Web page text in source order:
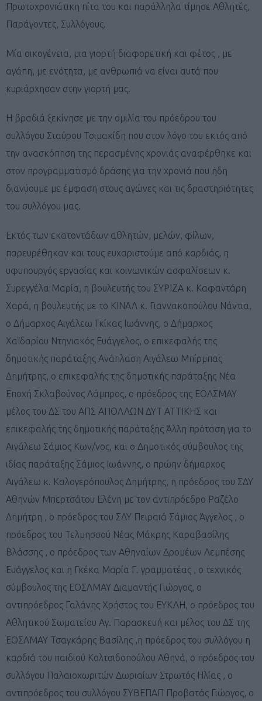
Πρωτοχρονιάτικη πίτα του και παράλληλα τίμησε Αθλητές,
Παράγοντες, Συλλόγους.
Μία οικογένεια, μια γιορτή διαφορετική και φέτος , με
αγάπη, με ενότητα, με ανθρωπιά να είναι αυτά που
κυριάρχησαν στην γιορτή μας.
Η βραδιά ξεκίνησε με την ομιλία του πρόεδρου του
συλλόγου Σταύρου Τσιμακίδη που στον λόγο του εκτός από
την ανασκόπηση της περασμένης χρονιάς αναφέρθηκε και
στον προγραμματισμό δράσης για την χρονιά που ήδη
διανύουμε με έμφαση στους αγώνες και τις δραστηριότητες
του συλλόγου μας.
Εκτός των εκατοντάδων αθλητών, μελών, φίλων,
παρευρέθηκαν και τους ευχαριστούμε από καρδιάς, η
υφυπουργός εργασίας και κοινωνικών ασφαλίσεων κ.
Συρεγγέλα Μαρία, η βουλευτής του ΣΥΡΙΖΑ κ. Καφαντάρη
Χαρά, η βουλευτής με το ΚΙΝΑΛ κ. Γιαννακοπούλου Νάντια,
ο Δήμαρχος Αιγάλεω Γκίκας Ιωάννης, ο Δήμαρχος
Χαϊδαρίου Ντηνιακός Ευάγγελος, ο επικεφαλής της
δημοτικής παράταξης Ανάπλαση Αιγάλεω Μπίρμπας
Δημήτρης, ο επικεφαλής της δημοτικής παράταξης Νέα
Εποχή Σκλαβούνος Λάμπρος, ο πρόεδρος της ΕΟΛΣΜΑΥ
μέλος του ΔΣ του ΑΠΣ ΑΠΟΛΛΩΝ ΔΥΤ ΑΤΤΙΚΗΣ και
επικεφαλής της δημοτικής παράταξης Άλλη πρόταση για το
Αιγάλεω Σάμιος Κων/νος, και ο Δημοτικός σύμβουλος της
ιδίας παράταξης Σάμιος Ιωάννης, ο πρώην δήμαρχος
Αιγάλεω κ. Καλογερόπουλος Δημήτρης, η πρόεδρος του ΣΔΥ
Αθηνών Μπερτσάτου Ελένη με τον αντιπρόεδρο Ραζέλο
Δημήτρη , ο πρόεδρος του ΣΔΥ Πειραιά Σάμιος Άγγελος , ο
πρόεδρος του Τελμησσού Νέας Μάκρης Καραβασίλης
Βλάσσης , ο πρόεδρος των Αθηναίων Δρομέων Λεμπέσης
Ευάγγελος και η Γκέκα Μαρία Γ. γραμματέας , ο τεχνικός
σύμβουλος της ΕΟΣΛΜΑΥ Διαμαντής Γιώργος, ο
αντιπρόεδρος Γαλάνης Χρήστος του ΕΥΚΛΗ, ο πρόεδρος του
Αθλητικού Σωματείου Αγ. Παρασκευή και μέλος του ΔΣ της
ΕΟΣΛΜΑΥ Τσαγκάρης Βασίλης ,η πρόεδρος του συλλόγου η
καρδιά του παιδιού Κολτσιδοπούλου Αθηνά, ο πρόεδρος του
συλλόγου Παλαιοχωριτών Δωριαίων Στρωτός Ηλίας , ο
αντιπρόεδρος του συλλόγου ΣΥΒΕΠΑΠ Προβατάς Γιώργος, ο